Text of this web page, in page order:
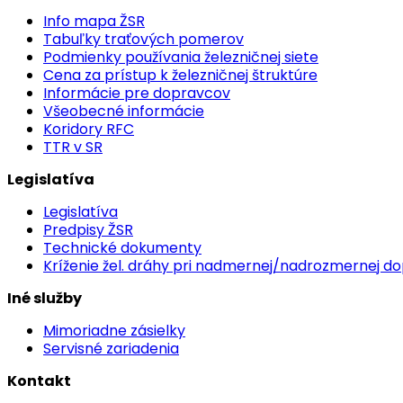
Info mapa ŽSR
Tabuľky traťových pomerov
Podmienky používania železničnej siete
Cena za prístup k železničnej štruktúre
Informácie pre dopravcov
Všeobecné informácie
Koridory RFC
TTR v SR
Legislatíva
Legislatíva
Predpisy ŽSR
Technické dokumenty
Kríženie žel. dráhy pri nadmernej/nadrozmernej
Iné služby
Mimoriadne zásielky
Servisné zariadenia
Kontakt